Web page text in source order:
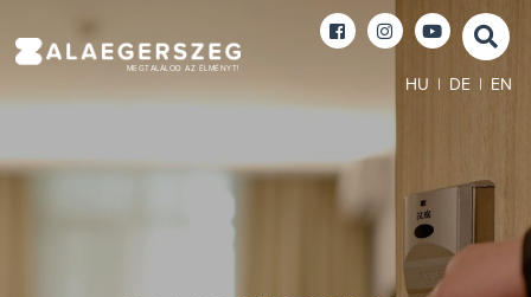
MEGTALÁLOD AZ ÉLMÉNYT!
HU | DE | EN